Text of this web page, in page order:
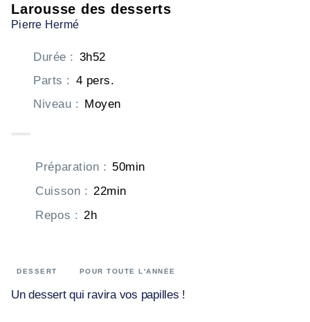
Larousse des desserts
Pierre Hermé
Durée : 3h52
Parts : 4 pers.
Niveau : Moyen
Préparation : 50min
Cuisson : 22min
Repos : 2h
DESSERT POUR TOUTE L'ANNÉE
Un dessert qui ravira vos papilles !